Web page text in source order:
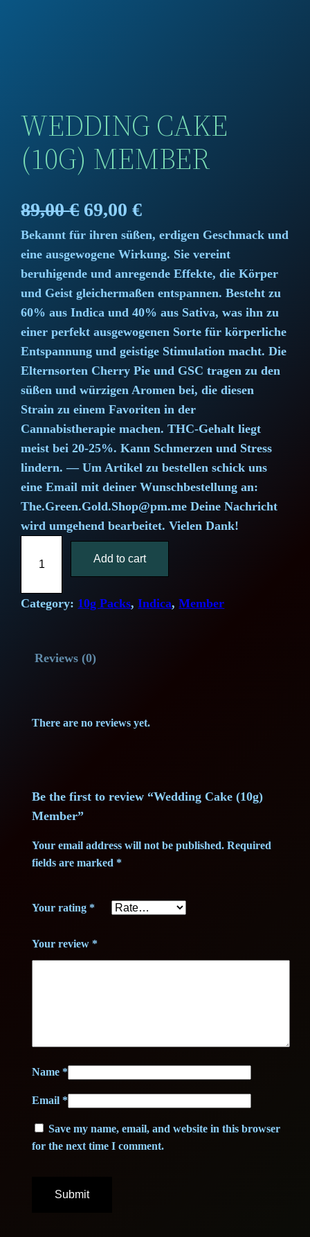
WEDDING CAKE
(10G) MEMBER
89,00€ O
r
i
g
i
n
a
l
p
r
i
c
e
w
s
8
0
0
€
.
69,00€C
u
r
r
e
n
t
p
r
i
c
e
i
s
,
0
€
Bekannt für ihren süßen, erdigen Geschmack und
eine ausgewogene Wirkung. Sie vereint
beruhigende und anregende Effekte, die Körper
und Geist gleichermaßen entspannen. Besteht zu
60% aus Indica und 40% aus Sativa, was ihn zu
einer perfekt ausgewogenen Sorte für körperliche
Entspannung und geistige Stimulation macht. Die
Elternsorten Cherry Pie und GSC tragen zu den
süßen und würzigen Aromen bei, die diesen
Strain zu einem Favoriten in der
Cannabistherapie machen. THC-Gehalt liegt
meist bei 20-25%. Kann Schmerzen und Stress
lindern. — Um Artikel zu bestellen schick uns
eine Email mit deiner Wunschbestellung an:
The.Green.Gold.Shop@pm.me Deine Nachricht
wird umgehend bearbeitet. Vielen Dank!
d
Add to cart
Category: 10g Packs, Indica, Member
Reviews (0)
There are no reviews yet.
Be the first to review “Wedding Cake (10g)
Member”
Your email address will not be published. Required
fields are marked *
Your rating *
Your review*
Name*
Email*
Save my name, email, and website in this browser
for the next time I comment.